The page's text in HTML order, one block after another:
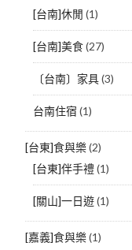
[台南]休閒 (1)
[台南]美食(27)
〔台南〕家具(3)
台南住宿 (1)
[台東]食與樂(2)
[台東]伴手禮(1)
[關山]一日遊(1)
[嘉義]食與樂(1)